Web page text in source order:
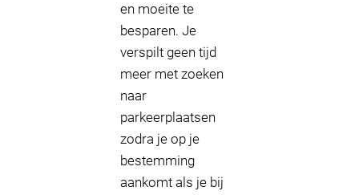
en moeite te
besparen. Je
verspilt geen tijd
meer met zoeken
naar
parkeerplaatsen
zodra je op je
bestemming
aankomt als je bij